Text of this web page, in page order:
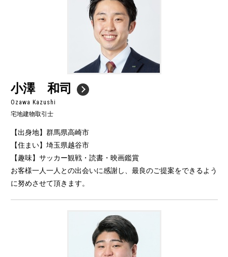
小澤 和司
Ozawa Kazushi
宅地建物取引士
【出身地】群馬県高崎市
【住まい】埼玉県越谷市
【趣味】サッカー観戦・読書・映画鑑賞
お客様一人一人との出会いに感謝し、最良のご提案をできるよう
に努めさせて頂きます。